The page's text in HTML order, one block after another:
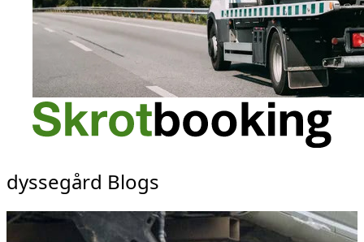
dyssegård Blogs